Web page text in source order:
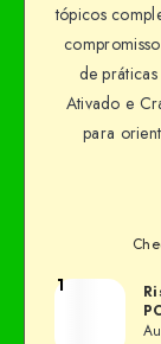
tópicos
de
Ativado e
para
1